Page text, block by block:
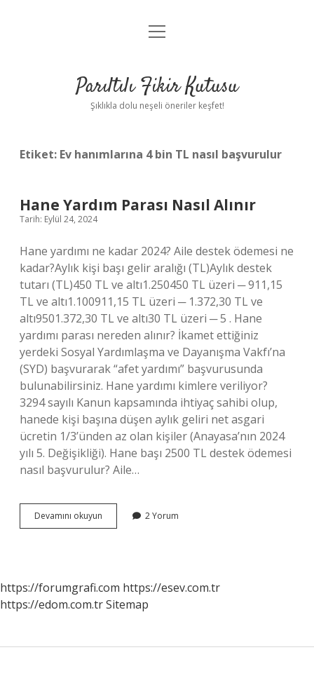
Anasayfa
Yasal Uyarı
menüyü
Parıltılı Fikir Kutusu
Şıklıkla dolu neşeli öneriler keşfet!
Etiket: Ev hanımlarına 4 bin TL nasıl başvurulur
Hane Yardım Parası Nasıl Alınır
Tarih: Eylül 24, 2024
Hane yardımı ne kadar 2024? Aile destek ödemesi ne
kadar?Aylık kişi başı gelir aralığı (TL)Aylık destek
tutarı (TL)450 TL ve altı1.250450 TL üzeri ─ 911,15
TL ve altı1.100911,15 TL üzeri ─ 1.372,30 TL ve
altı9501.372,30 TL ve altı30 TL üzeri ─ 5 . Hane
yardımı parası nereden alınır? İkamet ettiğiniz
yerdeki Sosyal Yardımlaşma ve Dayanışma Vakfı’na
(SYD) başvurarak “afet yardımı” başvurusunda
bulunabilirsiniz. Hane yardımı kimlere veriliyor?
3294 sayılı Kanun kapsamında ihtiyaç sahibi olup,
hanede kişi başına düşen aylık geliri net asgari
ücretin 1/3’ünden az olan kişiler (Anayasa’nın 2024
yılı 5. Değişikliği). Hane başı 2500 TL destek ödemesi
nasıl başvurulur? Aile…
Devamını okuyun
Yardım
2 Yorum
https://forumgrafi.com https://esev.com.tr
https://edom.com.trSitemap